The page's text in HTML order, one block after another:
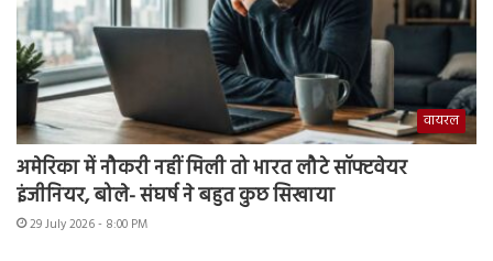
वायरल
अमेरिका में नौकरी नहीं मिली तो भारत लौटे सॉफ्टवेयर
इंजीनियर, बोले- संघर्ष ने बहुत कुछ सिखाया
29 July 2026 - 8:00 PM